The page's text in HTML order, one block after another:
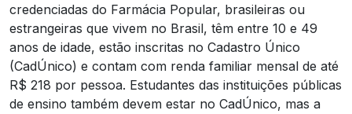
credenciadas do Farmácia Popular, brasileiras ou
estrangeiras que vivem no Brasil, têm entre 10 e 49
anos de idade, estão inscritas no Cadastro Único
(CadÚnico) e contam com renda familiar mensal de até
R$ 218 por pessoa. Estudantes das instituições públicas
de ensino também devem estar no CadÚnico, mas a